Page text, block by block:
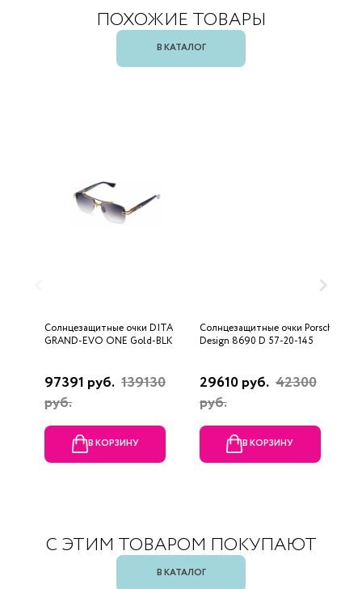
ПОХОЖИЕ ТОВАРЫ
В КАТАЛОГ
Солнцезащитные очки DITA
GRAND-EVO ONE Gold-BLK
97391 руб. 139130
руб.
В КОРЗИНУ
Солнцезащитные очки Porsche
Design 8690 D 57-20-145
29610 руб. 42300
руб.
В КОРЗИНУ
С ЭТИМ ТОВАРОМ ПОКУПАЮТ
В КАТАЛОГ